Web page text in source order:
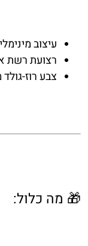
עיצוב
רצועת רשת
צבע רוז-
🎁 מה כלול: